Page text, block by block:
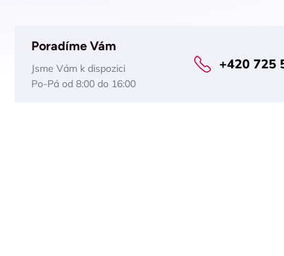
Poradíme Vám
Jsme Vám k dispozici
Po-Pá od 8:00 do 16:00
+420 725